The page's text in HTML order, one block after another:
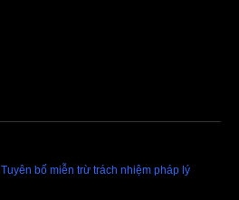
Tuyên bố miễn trừ trách nhiệm pháp lý